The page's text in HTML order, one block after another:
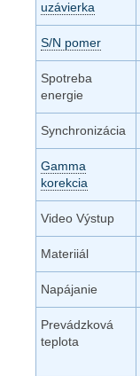
uzávierka
S/N pomer
Spotreba
energie
Synchronizácia
Gamma
korekcia
Video Výstup
Materiiál
Napájanie
Prevádzková
teplota